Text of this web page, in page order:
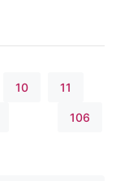
10 11
106